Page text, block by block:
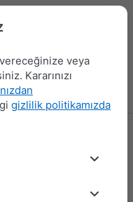
Favori Listesi
veya
Kararınızı
gizlilik politikamızda